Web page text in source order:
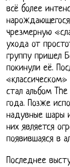
всё более
чрезмерную
ухода от
группу пришел
покинули её.
стал альбом
года. Позже
надувные шары
них является
появившаяся в
Последнее